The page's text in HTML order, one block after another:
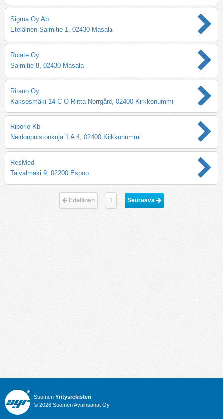
Sigma Oy Ab
Eteläinen Salmitie 1, 02430 Masala
Rolate Oy
Salmitie 8, 02430 Masala
Ritano Oy
Kaksosmäki 14 C O Riitta Norrgård, 02400 Kirkkonummi
Riborio Kb
Neidonpuistonkuja 1 A 4, 02400 Kirkkonummi
ResMed
Taivalmäki 9, 02200 Espoo
Edellinen 1 Seuraava
Suomen Yritysrekisteri
© 2026 Suomen Avainsanat Oy